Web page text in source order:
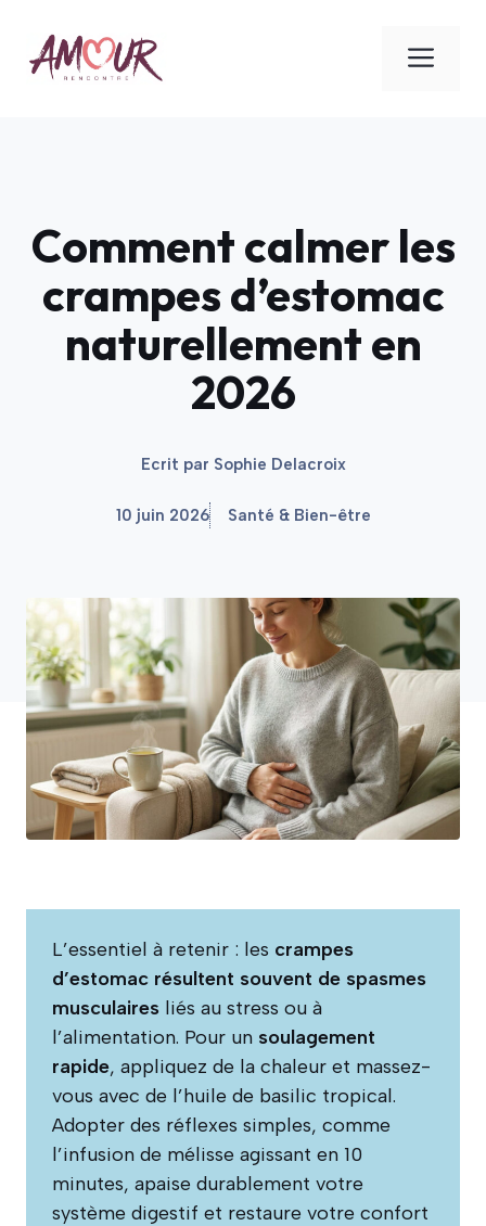
contenu
Comment calmer les
crampes d’estomac
naturellement en
2026
Ecrit par Sophie Delacroix
10 juin 2026 Santé & Bien-être
L’essentiel à retenir : les crampes
d’estomac résultent souvent de spasmes
musculaires liés au stress ou à
l’alimentation. Pour un soulagement
rapide, appliquez de la chaleur et massez-
vous avec de l’huile de basilic tropical.
Adopter des réflexes simples, comme
l’infusion de mélisse agissant en 10
minutes, apaise durablement votre
système digestif et restaure votre confort